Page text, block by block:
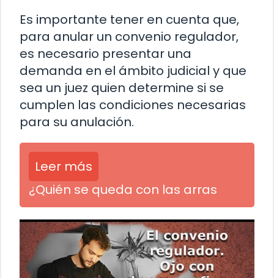
Es importante tener en cuenta que,
para anular un convenio regulador,
es necesario presentar una
demanda en el ámbito judicial y que
sea un juez quien determine si se
cumplen las condiciones necesarias
para su anulación.
Leer más
¿Quién se queda con las arras